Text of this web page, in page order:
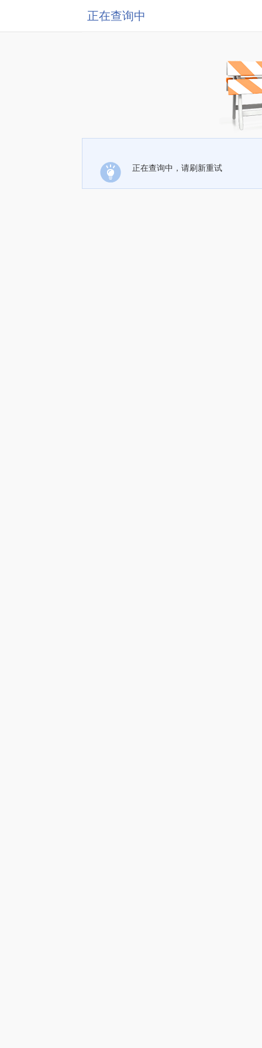
正在查询中
正在查询中，请刷新重试